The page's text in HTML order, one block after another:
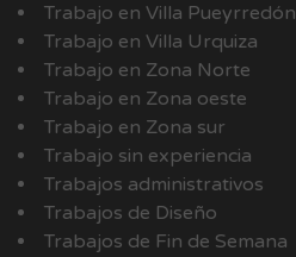
Trabajo en Villa Pueyrredón
Trabajo en Villa Urquiza
Trabajo en Zona Norte
Trabajo en Zona oeste
Trabajo en Zona sur
Trabajo sin experiencia
Trabajos administrativos
Trabajos de Diseño
Trabajos de Fin de Semana